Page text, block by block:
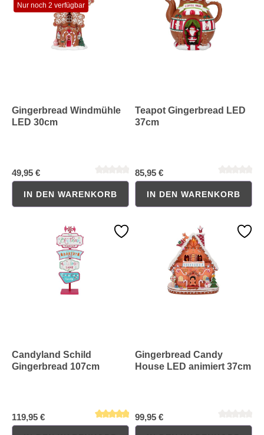
Durchschnittliche Bewertung von 0 von 5 SternenDurchschnittliche Bewertung
Nur noch 2 verfügbar
Gingerbread Windmühle
LED 30cm
49,95 €
Durchschnittliche Bewertung von 0 von 5 Sternen
IN DEN WARENKORB
Teapot Gingerbread LED
37cm
85,95 €
Durchschnittliche Bewertung
IN DEN WARENKORB
Candyland Schild
Gingerbread 107cm
119,95 €
Gingerbread Candy
House LED animiert 37cm
99,95 €